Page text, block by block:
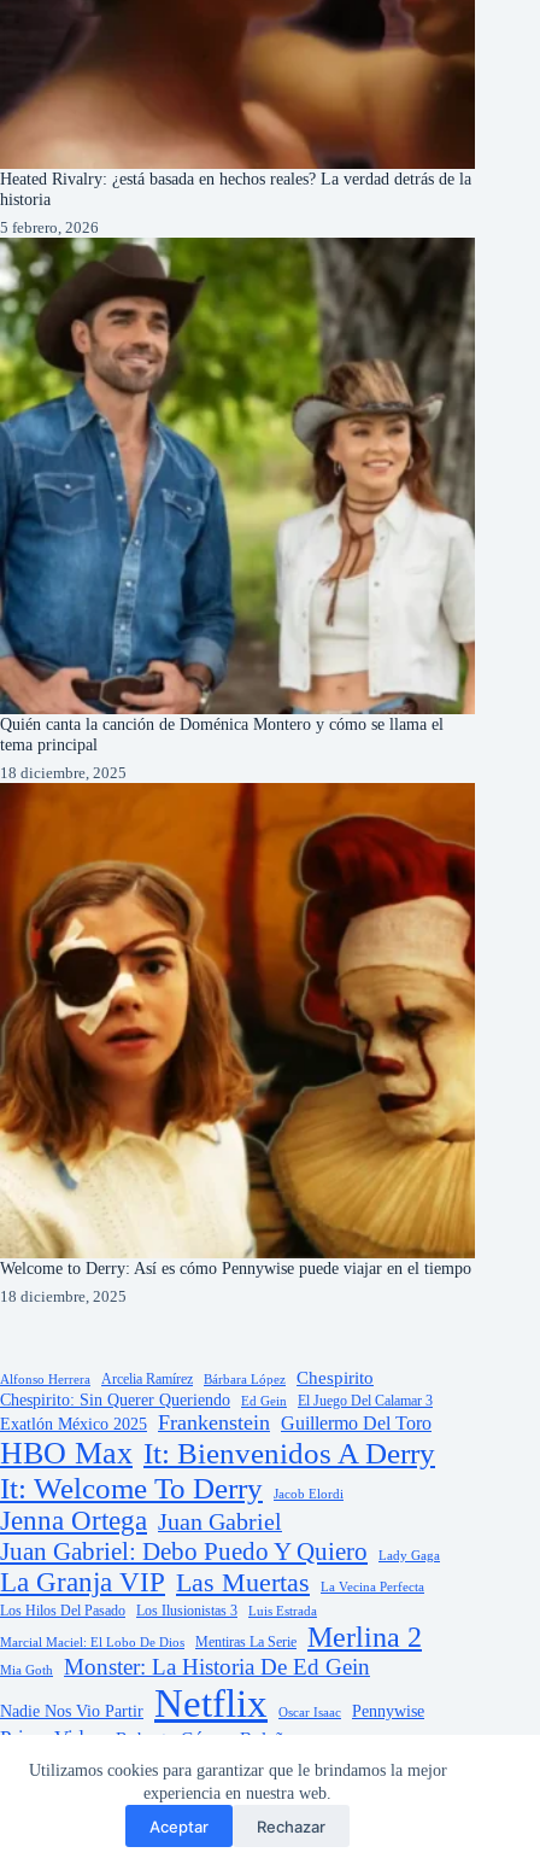
Utilizamos cookies para garantizar que le brindamos la mejor
experiencia en nuestra web.
Aceptar Rechazar
Heated Rivalry: ¿está basada en hechos reales? La verdad detrás de la
historia
5 febrero, 2026
Quién canta la canción de Doménica Montero y cómo se llama el
tema principal
18 diciembre, 2025
Welcome to Derry: Así es cómo Pennywise puede viajar en el tiempo
18 diciembre, 2025
Alfonso Herrera Arcelia Ramírez Bárbara López Chespirito
Chespirito: Sin Querer Queriendo Ed Gein El Juego Del Calamar 3
Exatlón México 2025 Frankenstein Guillermo Del Toro
HBO Max It: Bienvenidos A Derry
It: Welcome To Derry
Jacob Elordi
Jenna Ortega Juan Gabriel
Juan Gabriel: Debo Puedo Y Quiero Lady Gaga
La Granja VIP Las Muertas La Vecina Perfecta
Los Hilos Del Pasado Los Ilusionistas 3 Luis Estrada
Marcial Maciel: El Lobo De Dios Mentiras La Serie Merlina 2
Mia Goth Monster: La Historia De Ed Gein
Nadie Nos Vio Partir Netflix Oscar Isaac Pennywise
Prime Video Roberto Gómez Bolaños
Stranger Things 5 TelevisaUnivision The Girlfriend The Last Of Us 2
Tina Fey TV Azteca Wednesday 2
¿Quién Es La Máscara? 2025
Copyright © 2026 -
Terms & Services